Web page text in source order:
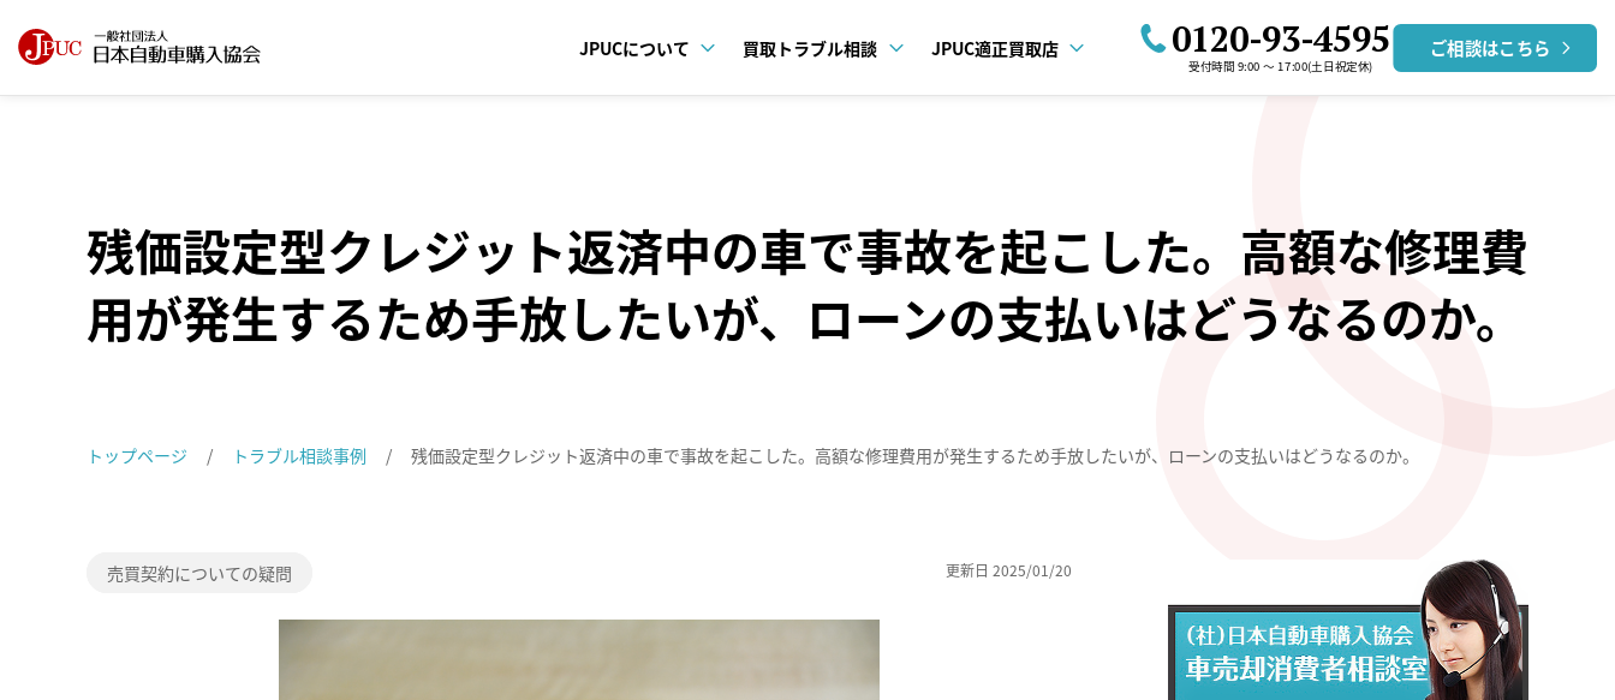
JPUCについて 買取トラブル相談 JPUC適正買取店 0120-93-4595
受付時間 9:00 〜 17:00(土日祝定休)
ご相談はこちら
残価設定型クレジット返済中の車で事故を起こした。高額な修理費
用が発生するため手放したいが、ローンの支払いはどうなるのか。
トップページ トラブル相談事例 残価設定型クレジット返済中の車で事故を起こした。高額な修理費用が発生するため手放したいが、ローンの支払いはどうなるのか。
売買契約についての疑問 更新日 2025/01/20